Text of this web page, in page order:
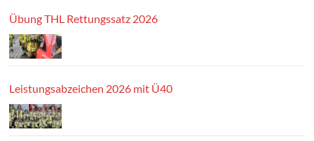
Übung THL Rettungssatz 2026
Leistungsabzeichen 2026 mit Ü40